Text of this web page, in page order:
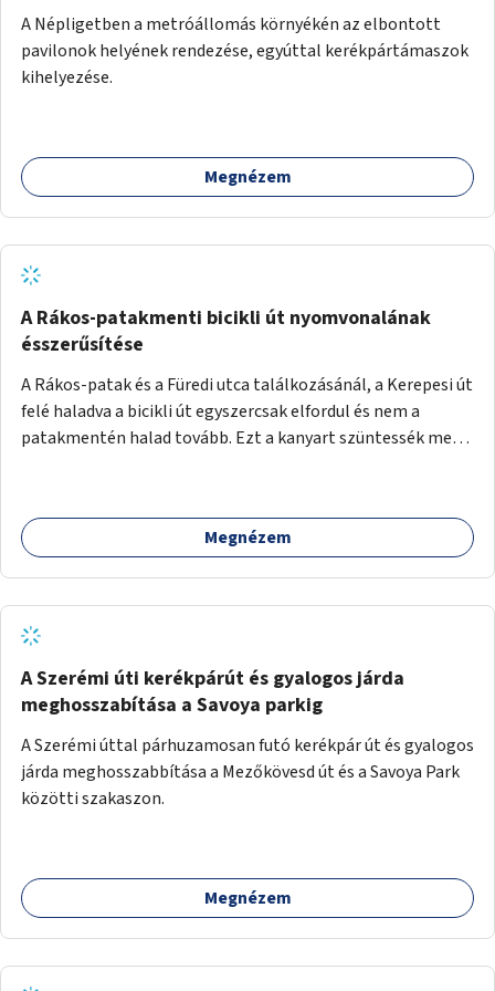
A Népligetben a metróállomás környékén az elbontott
pavilonok helyének rendezése, egyúttal kerékpártámaszok
kihelyezése.
Megnézem
A Rákos-patakmenti bicikli út nyomvonalának
ésszerűsítése
A Rákos-patak és a Füredi utca találkozásánál, a Kerepesi út
felé haladva a bicikli út egyszercsak elfordul és nem a
patakmentén halad tovább. Ezt a kanyart szüntessék meg
Megnézem
A Szerémi úti kerékpárút és gyalogos járda
meghosszabítása a Savoya parkig
A Szerémi úttal párhuzamosan futó kerékpár út és gyalogos
járda meghosszabbítása a Mezőkövesd út és a Savoya Park
közötti szakaszon.
Megnézem